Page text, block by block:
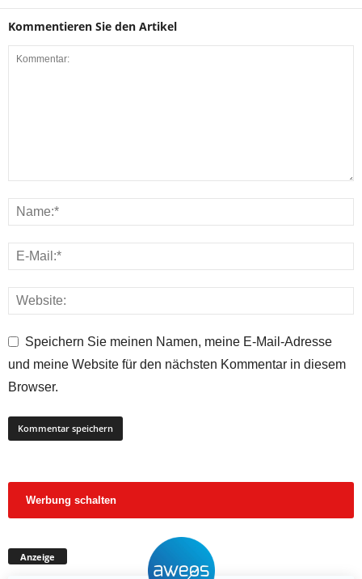
Kommentieren Sie den Artikel
Speichern Sie meinen Namen, meine E-Mail-Adresse
und meine Website für den nächsten Kommentar in diesem
Browser.
Werbung schalten
Anzeige